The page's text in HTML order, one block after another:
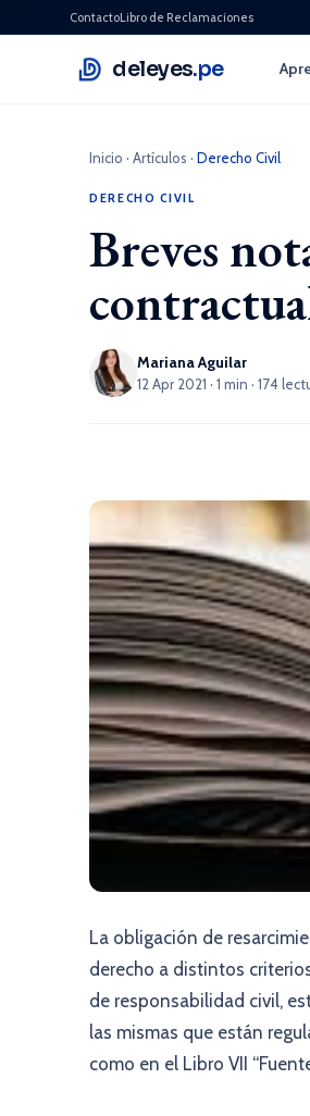
ContactoLibro de Reclamaciones
deleyes.pe
Inicio · Artículos · Derecho Civil
DERECHO CIVIL
Breves
Mariana Aguilar
12 Apr 2021 · 1 min · 174
La obligación de
derecho a distintos
de responsabilidad civil,
las mismas que están
como en el Libro VII